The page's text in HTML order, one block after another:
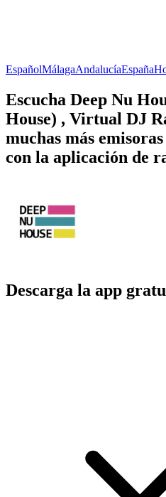
EspañolMálagaAndalucíaEspaña
Escucha Deep Nu
House) , Virtual DJ
muchas más
con la aplicación de
Descarga la app